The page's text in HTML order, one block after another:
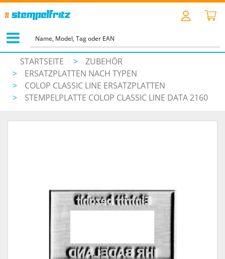
STARTSEITE >
ZUBEHÖR
>
ERSATZPLATTEN NACH TYPEN
>
COLOP CLASSIC LINE ERSATZPLATTEN
>
STEMPELPLATTE COLOP CLASSIC LINE DATA 2160